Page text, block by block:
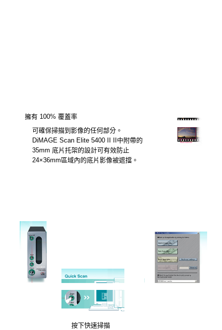
擁有 100% 覆蓋率
可確保掃描到影像的任何部分。
DiMAGE Scan Elite 5400 II II中附帶的
35mm 底片托架的設計可有效防止
24×36mm區域內的底片影像被遮擋。
按下快速掃描